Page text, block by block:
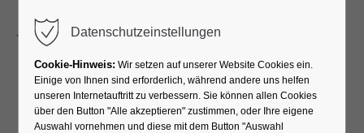
Kurhalle geschlossen
Datenschutzeinstellungen
Cookie-Hinweis: Wir setzen auf unserer Website Cookies ein.
Einige von Ihnen sind erforderlich, während andere uns helfen
unseren Internetauftritt zu verbessern. Sie können allen Cookies
über den Button "Alle akzeptieren" zustimmen, oder Ihre eigene
Auswahl vornehmen und diese mit dem Button "Auswahl